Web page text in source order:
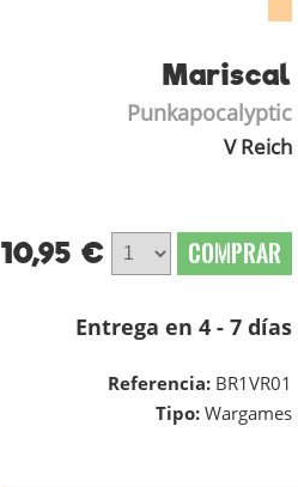
Mariscal
Punkapocalyptic
V Reich
10,95 € COMPRAR
Entrega en 4 - 7 días
Referencia: BR1VR01
Tipo: Wargames